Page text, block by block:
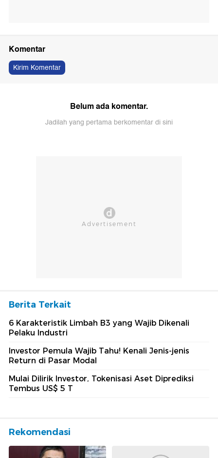
Komentar
Kirim Komentar
Belum ada komentar.
Jadilah yang pertama berkomentar di sini
Berita Terkait
6 Karakteristik Limbah B3 yang Wajib Dikenali
Pelaku Industri
Investor Pemula Wajib Tahu! Kenali Jenis-jenis
Return di Pasar Modal
Mulai Dilirik Investor, Tokenisasi Aset Diprediksi
Tembus US$ 5 T
Rekomendasi